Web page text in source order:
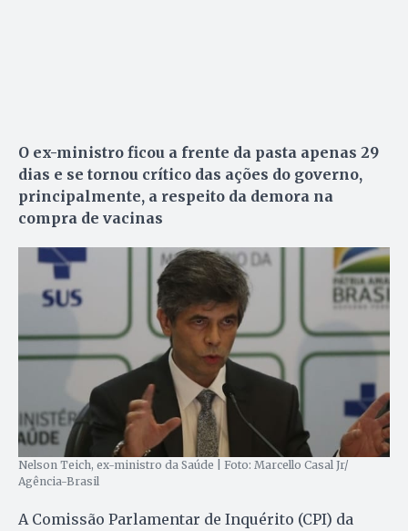
O ex-ministro ficou a frente da pasta apenas 29
dias e se tornou crítico das ações do governo,
principalmente, a respeito da demora na
compra de vacinas
Nelson Teich, ex-ministro da Saúde | Foto: Marcello Casal Jr/
Agência-Brasil
A Comissão Parlamentar de Inquérito (CPI) da